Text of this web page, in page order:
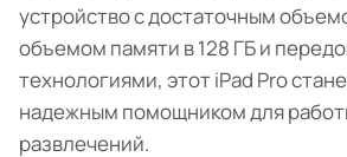
устройство с достаточным
объемом памяти в 128 ГБ и
технологиями, этот iPad Pro
надежным помощником для
развлечений.